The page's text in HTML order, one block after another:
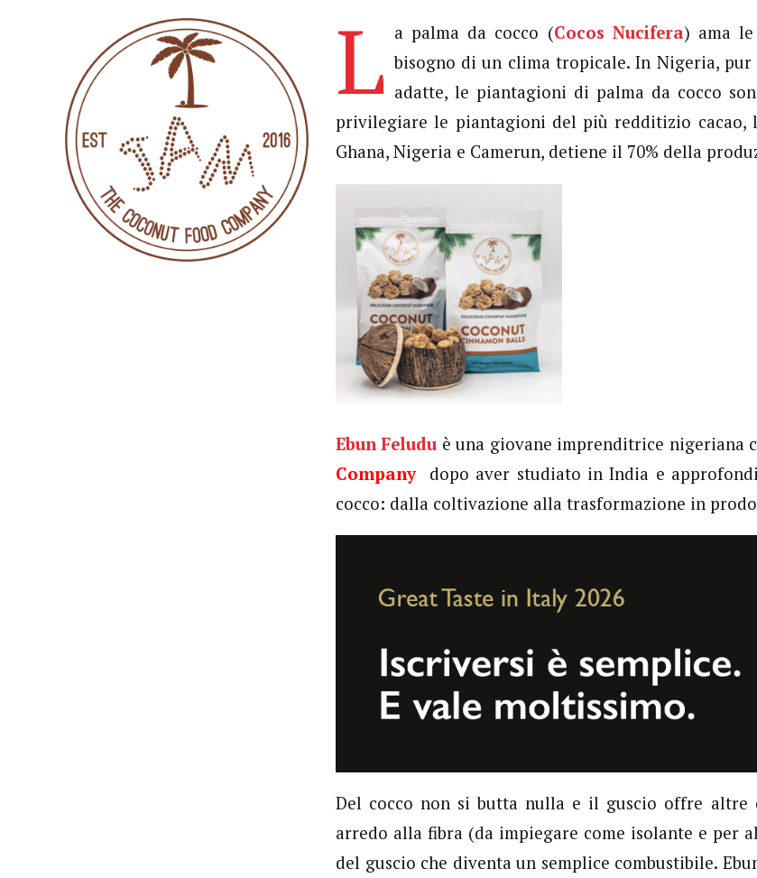
L a palma da cocco (Cocos Nucifera) ama
bisogno di un clima tropicale. In Nigeria,
adatte, le piantagioni di palma da cocco
privilegiare le piantagioni del più redditizio cacao,
Ghana, Nigeria e Camerun, detiene il 70% della
Ebun Feludu è una giovane imprenditrice nigeriana
Company
dopo aver studiato in India e
cocco: dalla coltivazione alla trasformazione in
Del cocco non si butta nulla e il guscio offre
arredo alla fibra (da impiegare come isolante e per
del guscio che diventa un semplice combustibile.